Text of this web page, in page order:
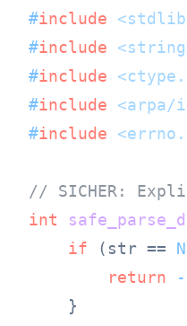
#include
#include
#include
#include
<arpa/
#include
// SICHER:
int
if (str ==
return
    }